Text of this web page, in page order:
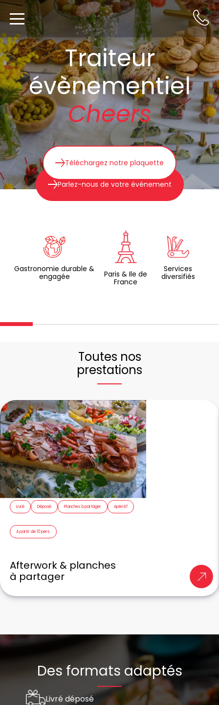
Traiteur
évènementiel
Cheers
Parlez-nous de votre événement
Téléchargez notre plaquette
Gastronomie durable &
engagée
Paris & Ile de
France
Services
diversifiés
Toutes nos
prestations
Livré Déposé Planches à partager Apéritif
À partir de 10 pers.
Afterwork & planches
à partager
Des formats adaptés
Livré déposé